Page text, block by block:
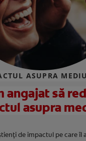
ASUPRA
angajat să
asupra
de impactul pe care îl